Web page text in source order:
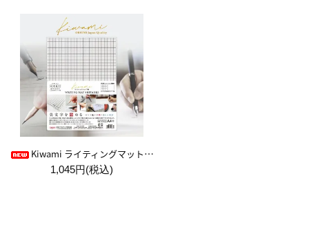
Kiwami ライティングマット下敷 HAKU白薄【A4+方眼】
1,045円(税込)